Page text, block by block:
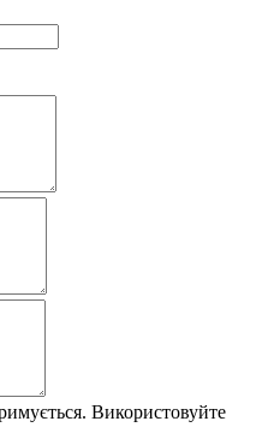
Використовуйте